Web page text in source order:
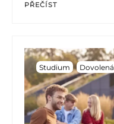
PŘEČÍST
Studium Dovolená